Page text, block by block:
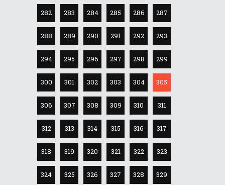
282 283 284 285 286 287
288 289 290 291 292 293
294 295 296 297 298 299
300 301 302 303 304 305
306 307 308 309 310 311
312 313 314 315 316 317
318 319 320 321 322 323
324 325 326 327 328 329